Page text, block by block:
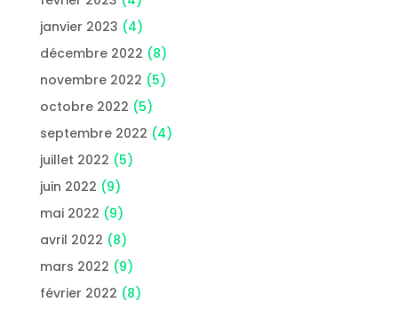
janvier 2023 (4)
décembre 2022 (8)
novembre 2022 (5)
octobre 2022 (5)
septembre 2022 (4)
juillet 2022 (5)
juin 2022 (9)
mai 2022 (9)
avril 2022 (8)
mars 2022 (9)
février 2022 (8)